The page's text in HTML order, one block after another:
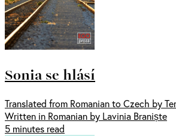
Sonia se hlásí
Translated from Romanian to Czech by
Written in Romanian by Lavinia Braniște
5 minutes read